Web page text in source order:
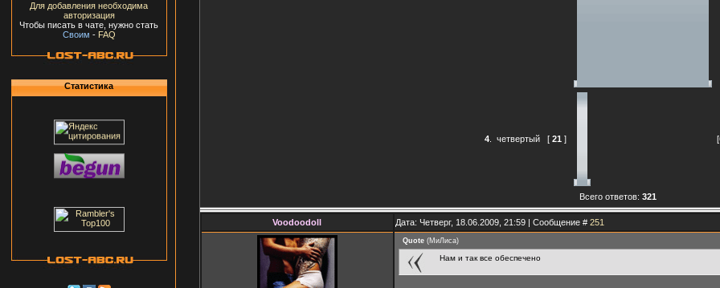
Для добавления необходима
авторизация
Чтобы писать в чате, нужно стать
Своим - FAQ
Статистика
4 четвертый [ 21 ]
Всего ответов: 321
Voodoodoll Дата: Четверг, 18.06.2009, 21:59 | Сообщение # 251
Quote(МиЛиса)
Нам и так все обеспечено